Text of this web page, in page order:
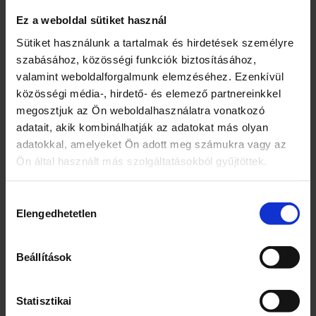
Ez a weboldal sütiket használ
Sütiket használunk a tartalmak és hirdetések személyre
szabásához, közösségi funkciók biztosításához,
valamint weboldalforgalmunk elemzéséhez. Ezenkívül
közösségi média-, hirdető- és elemező partnereinkkel
megosztjuk az Ön weboldalhasználatra vonatkozó
adatait, akik kombinálhatják az adatokat más olyan
adatokkal, amelyeket Ön adott meg számukra vagy az
Ön által használt más szolgáltatásokból gyűjtöttek.
kiválasztása
Elengedhetetlen
Beállítások
Statisztikai
trambulinhoz
-8 oszloppal – 4 lábakkal ellátott trambulin
Kapcsolódó termékek